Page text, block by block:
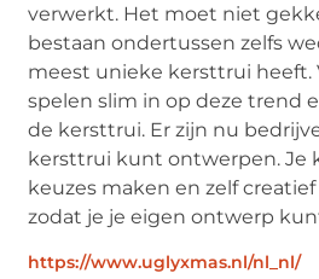
verwerkt. Het moet niet
bestaan ondertussen zelfs
meest unieke kersttrui heeft.
spelen slim in op deze trend
de kersttrui. Er zijn nu
kersttrui kunt ontwerpen. Je
keuzes maken en zelf creatief
zodat je je eigen ontwerp
https://www.uglyxmas.nl/nl_nl/